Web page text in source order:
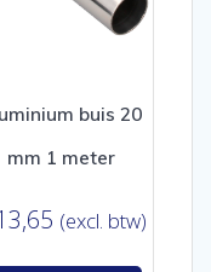
buis 20
mm 1 meter
(excl. btw)